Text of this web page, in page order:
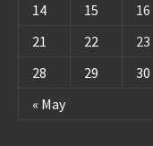
« May
14
15 16
21
22 23
28
29 30